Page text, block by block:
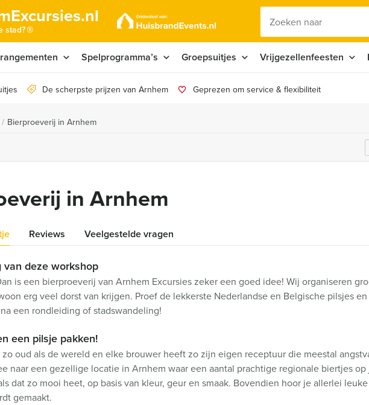
stad?®
Spelprogramma’s Groepsuitjes Vrijgezellenfeesten
De scherpste prijzen van Arnhem Geprezen om service & flexibiliteit
/ Bierproeverij in Arnhem
in Arnhem
Reviews Veelgestelde vragen
deze workshop
is een bierproeverij van Arnhem Excursies zeker een goed idee! Wij organiseren
erg veel dorst van krijgen. Proef de lekkerste Nederlandse en Belgische pilsjes
een rondleiding of stadswandeling!
een pilsje pakken!
oud als de wereld en elke brouwer heeft zo zijn eigen receptuur die meestal
naar een gezellige locatie in Arnhem waar een aantal prachtige regionale biertjes
dat zo mooi heet, op basis van kleur, geur en smaak. Bovendien hoor je allerlei
gemaakt.